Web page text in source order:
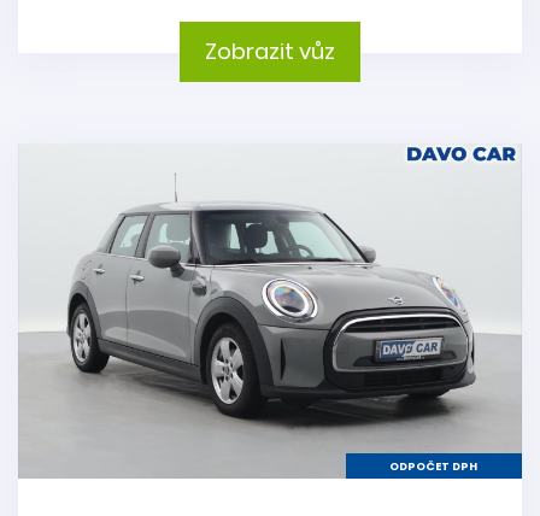
Zobrazit vůz
ODPOČET DPH